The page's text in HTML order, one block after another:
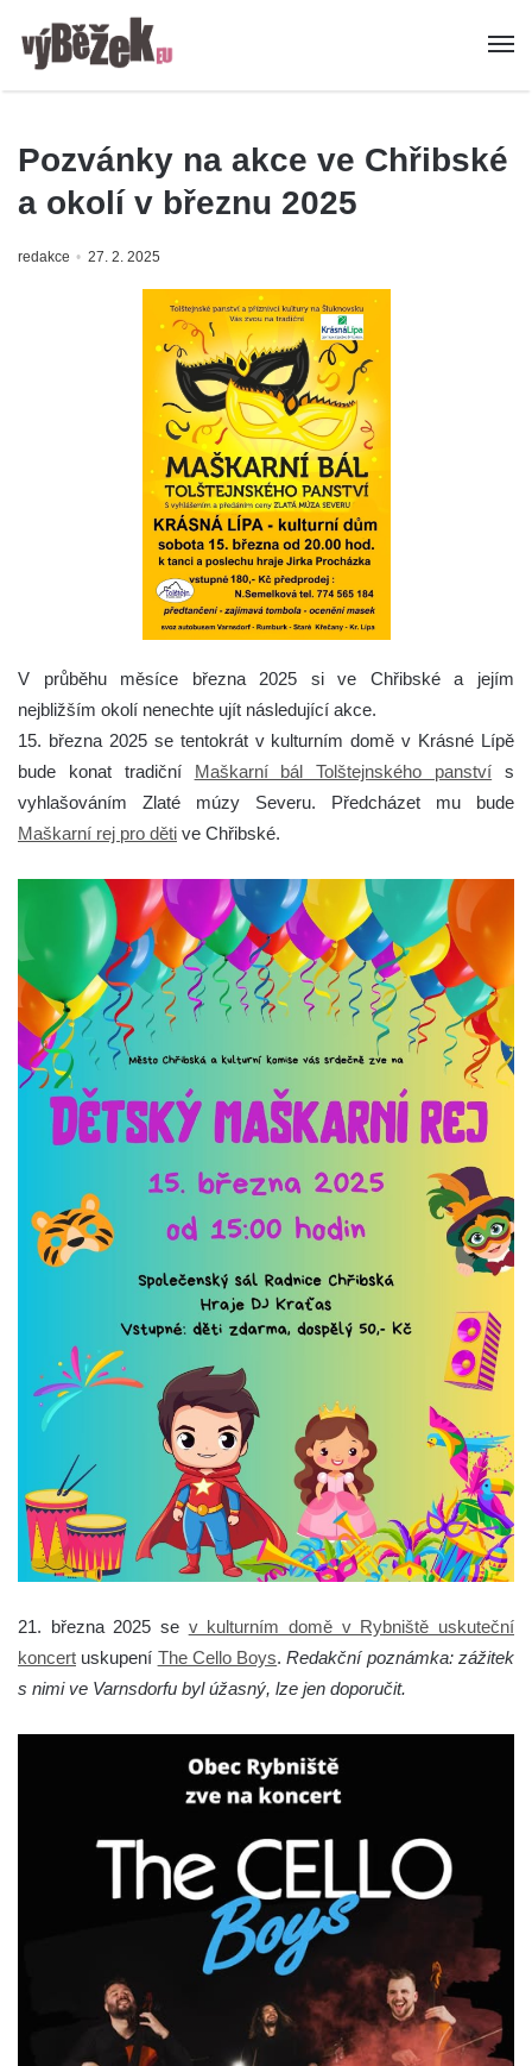
Pozvánky na akce ve Chřibské
a okolí v březnu 2025
redakce 27. 2. 2025
V průběhu měsíce března 2025 si ve Chřibské a jejím
nejbližším okolí nenechte ujít následující akce.
15. března 2025 se tentokrát v kulturním domě v Krásné Lípě
bude konat tradiční Maškarní bál Tolštejnského panství s
vyhlašováním Zlaté múzy Severu. Předcházet mu bude
Maškarní rej pro děti ve Chřibské.
21. března 2025 se v kulturním domě v Rybniště uskuteční
koncert uskupení The Cello Boys.Redakční poznámka: zážitek
s nimi ve Varnsdorfu byl úžasný, lze jen doporučit.